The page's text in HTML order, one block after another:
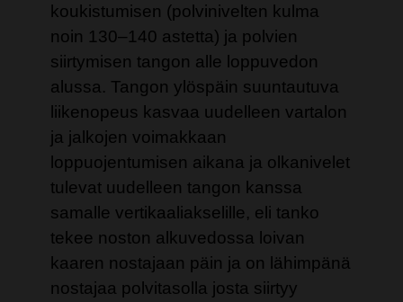
koukistumisen (polvinivelten kulma
noin 130–140 astetta) ja polvien
siirtymisen tangon alle loppuvedon
alussa. Tangon ylöspäin suuntautuva
liikenopeus kasvaa uudelleen vartalon
ja jalkojen voimakkaan
loppuojentumisen aikana ja olkanivelet
tulevat uudelleen tangon kanssa
samalle vertikaaliakselille, eli tanko
tekee noston alkuvedossa loivan
kaaren nostajaan päin ja on lähimpänä
nostajaa polvitasolla josta siirtyy